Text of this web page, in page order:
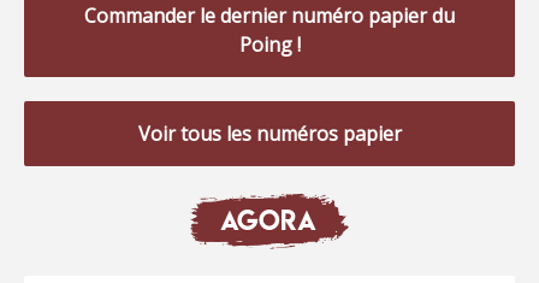
Commander le dernier numéro papier du
Poing !
Voir tous les numéros papier
AGORA